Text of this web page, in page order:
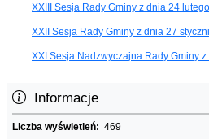
XXIII Sesja Rady Gminy z dnia 24
XXII Sesja Rady Gminy z dnia 27
XXI Sesja Nadzwyczajna Rady Gminy
Informacje
Liczba wyświetleń: 469